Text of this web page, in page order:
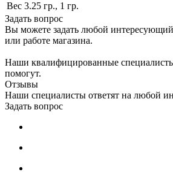
Вес 3.25 гр., 1 гр.
Задать вопрос
Вы можете задать любой интересующий
или работе магазина.
Наши квалифицированные
помогут.
Отзывы
Наши специалисты ответят на любой
Задать вопрос